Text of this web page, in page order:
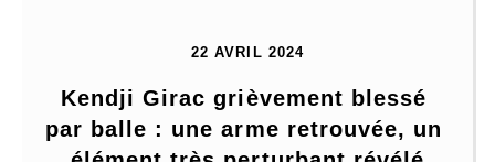
22 AVRIL 2024
Kendji Girac grièvement blessé
par balle : une arme retrouvée, un